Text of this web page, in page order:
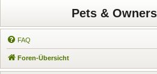
Pets &
FAQ
Foren-Übersicht